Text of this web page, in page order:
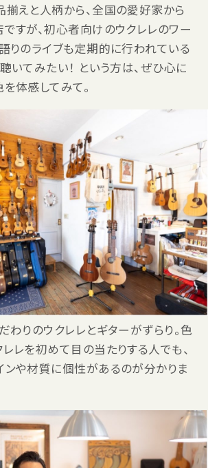
えと人柄から、全国の愛好家から
すが、初心者向けのウクレレのワー
りのライブも定期的に行われている
いてみたい！ という方は、ぜひ心に
体感してみて。
わりのウクレレとギターがずらり。色
レを初めて目の当たりする人でも、
や材質に個性があるのが分かりま